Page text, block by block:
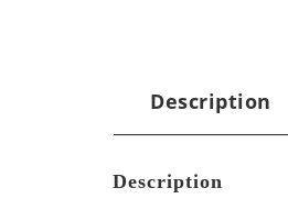
Description
Description